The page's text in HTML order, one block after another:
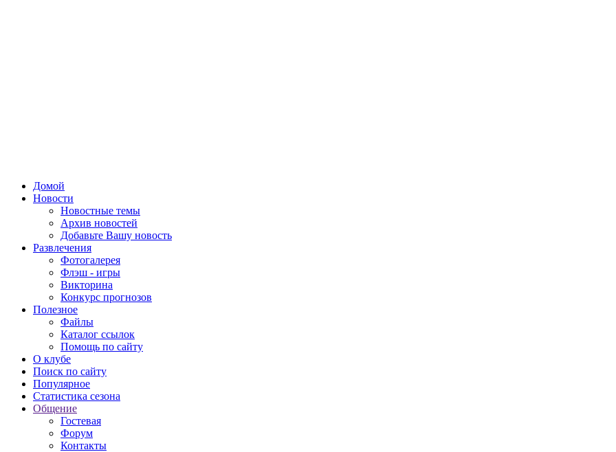
Домой
Новости
Новостные темы
Архив новостей
Добавьте Вашу новость
Развлечения
Фотогалерея
Флэш - игры
Викторина
Конкурс прогнозов
Полезное
Файлы
Каталог ссылок
Помощь по сайту
О клубе
Поиск по сайту
Популярное
Статистика сезона
Общение
Гостевая
Форум
Контакты